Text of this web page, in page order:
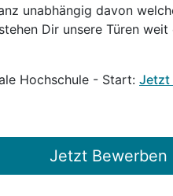
unabhängig davon
Dir unsere Türen
Hochschule - Start: Jetzt
Jetzt Bewerben